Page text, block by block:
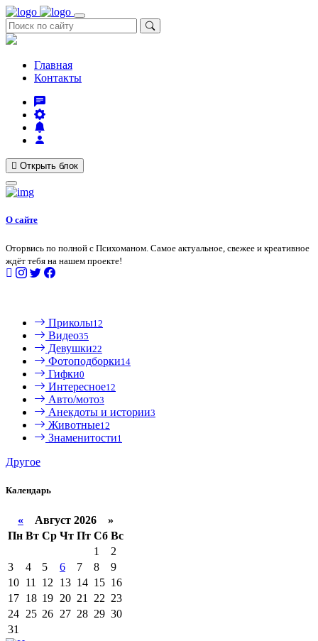
Главная
Контакты
Открыть блок
О сайте
Оторвись по полной с Психоманом. Самое актуальное, свежее и креативное
ждёт тебя на нашем проекте!
Приколы12
Видео35
Девушки22
Фотоподборки14
Гифки0
Интересное12
Авто/мото3
Анекдоты и истории3
Животные12
Знаменитости1
Другое
Календарь
« Август 2026 »
Пн Вт Ср Чт Пт Сб Вс
1
2
3
4 5 6 7 8
9
10 11 12 13 14 15 16
17 18 19 20 21 22 23
24 25 26 27 28 29 30
31